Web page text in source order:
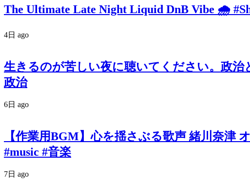
The Ultimate Late Night Liquid DnB Vibe 🌧️
4日 ago
生きるのが苦しい夜に聴いてください。政治
政治
6日 ago
【作業用BGM】心を揺さぶる歌声 緒川奈津
#music #音楽
7日 ago